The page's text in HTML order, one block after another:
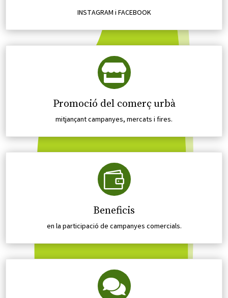
INSTAGRAM i FACEBOOK

Promoció del comerç urbà
mitjançant campanyes, mercats i fires.

Beneficis
en la participació de campanyes comercials.
